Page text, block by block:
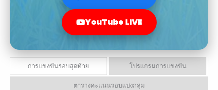
YouTube LIVE
การแข่งขันรอบสุดท้าย โปรแกรมการแข่งขัน
ตารางคะแนนรอบแบ่งกลุ่ม